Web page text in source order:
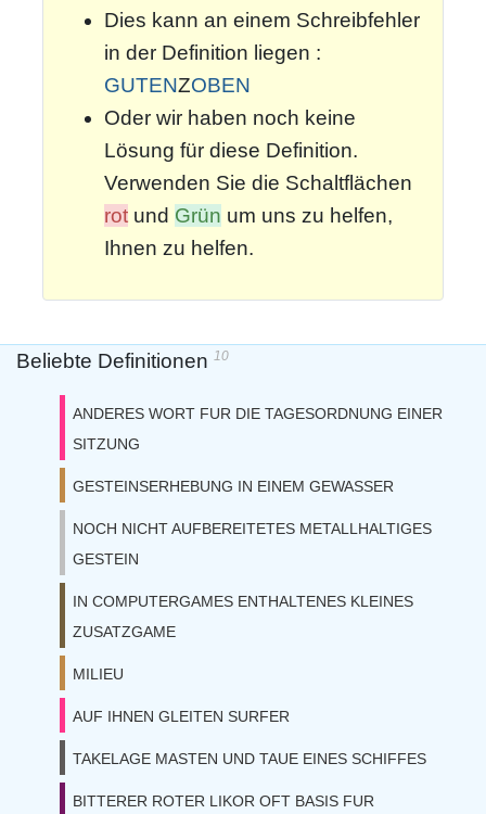
Dies kann an einem Schreibfehler
in der Definition liegen :
GUTENZOBEN
Oder wir haben noch keine
Lösung für diese Definition.
Verwenden Sie die Schaltflächen
rot und Grün um uns zu helfen,
Ihnen zu helfen.
Beliebte Definitionen 10
ANDERES WORT FUR DIE TAGESORDNUNG EINER
SITZUNG
GESTEINSERHEBUNG IN EINEM GEWASSER
NOCH NICHT AUFBEREITETES METALLHALTIGES
GESTEIN
IN COMPUTERGAMES ENTHALTENES KLEINES
ZUSATZGAME
MILIEU
AUF IHNEN GLEITEN SURFER
TAKELAGE MASTEN UND TAUE EINES SCHIFFES
BITTERER ROTER LIKOR OFT BASIS FUR